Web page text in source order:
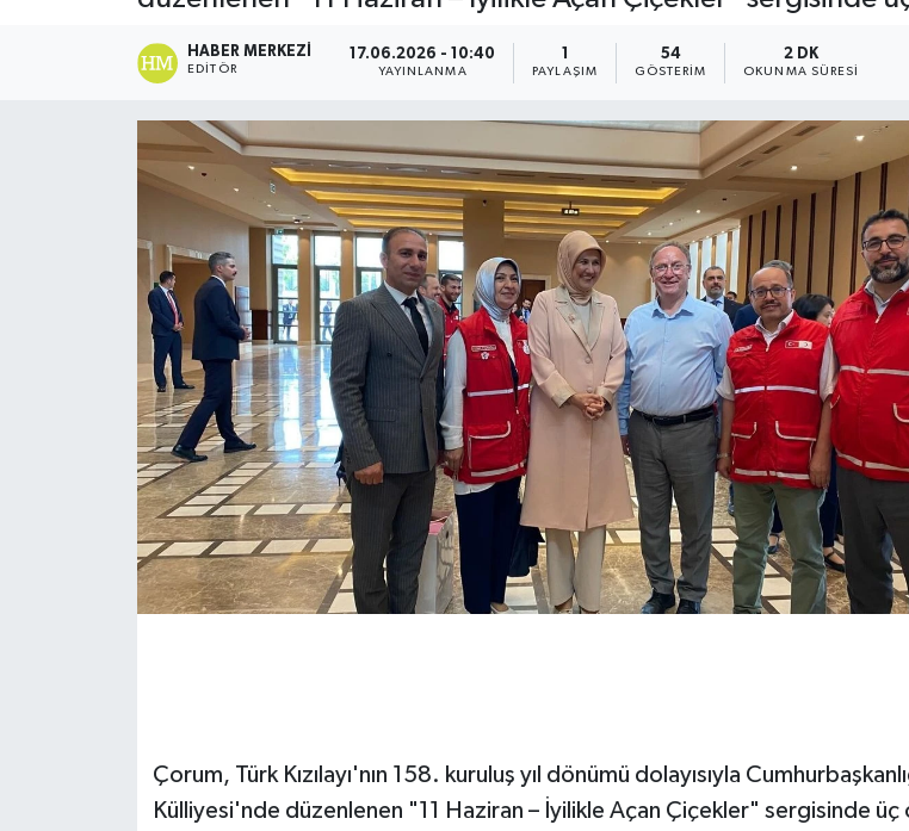
HABER MERKEZI
EDITÖR
17.06.2026 - 10:40
YAYINLANMA
1
PAYLAŞIM
54
GÖSTERIM
2 DK
OKUNMA SÜRESI
Çorum, Türk Kızılayı'nın 158. kuruluş yıl dönümü dolayısıyla
Külliyesi'nde düzenlenen "11 Haziran – İyilikle Açan Çiçekler" sergisinde üç